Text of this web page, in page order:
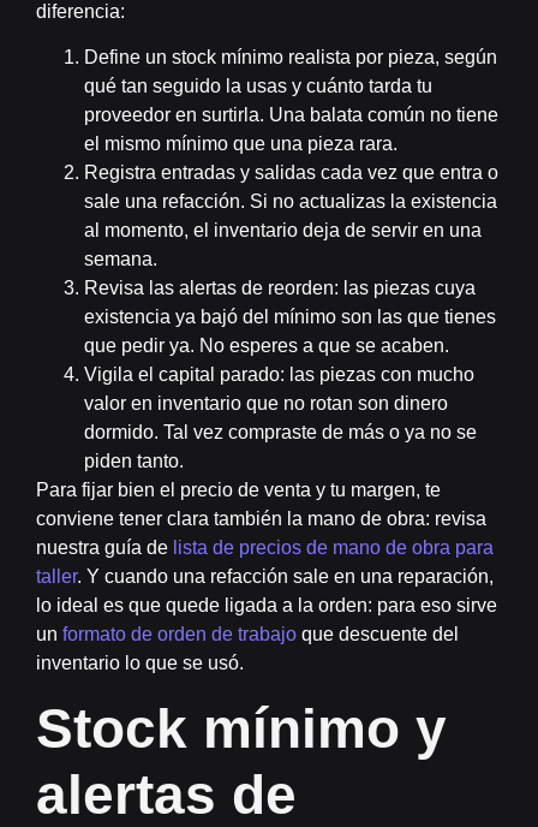
diferencia:
Define un stock mínimo realista por pieza, según
qué tan seguido la usas y cuánto tarda tu
proveedor en surtirla. Una balata común no tiene
el mismo mínimo que una pieza rara.
Registra entradas y salidas cada vez que entra o
sale una refacción. Si no actualizas la existencia
al momento, el inventario deja de servir en una
semana.
Revisa las alertas de reorden: las piezas cuya
existencia ya bajó del mínimo son las que tienes
que pedir ya. No esperes a que se acaben.
Vigila el capital parado: las piezas con mucho
valor en inventario que no rotan son dinero
dormido. Tal vez compraste de más o ya no se
piden tanto.
Para fijar bien el precio de venta y tu margen, te
conviene tener clara también la mano de obra: revisa
nuestra guía de lista de precios de mano de obra para
taller. Y cuando una refacción sale en una reparación,
lo ideal es que quede ligada a la orden: para eso sirve
un formato de orden de trabajo que descuente del
inventario lo que se usó.
Stock mínimo y
alertas de